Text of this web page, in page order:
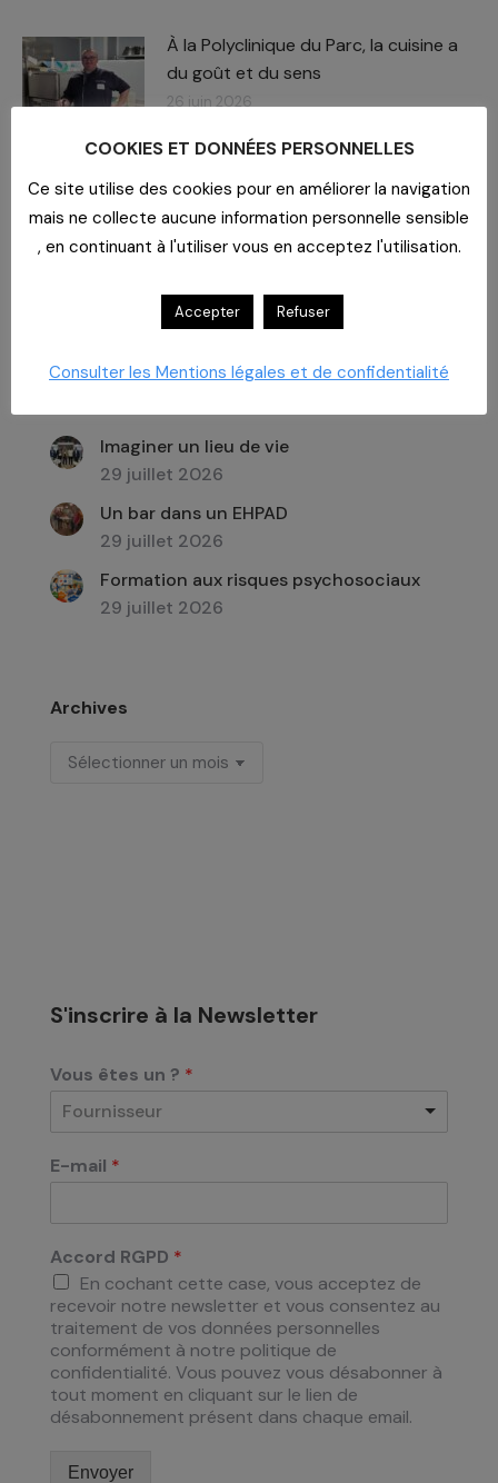
À la Polyclinique du Parc, la cuisine a
du goût et du sens
26 juin 2026
Imaginer un lieu de vie
29 juillet 2026
Un bar dans un EHPAD
29 juillet 2026
Formation aux risques psychosociaux
29 juillet 2026
Archives
Archives
S'inscrire à la Newsletter
Vous êtes un ? *
Fournisseur
E-mail *
Accord RGPD *
En cochant cette case, vous acceptez de
recevoir notre newsletter et vous consentez au
traitement de vos données personnelles
conformément à notre politique de
confidentialité. Vous pouvez vous désabonner à
tout moment en cliquant sur le lien de
désabonnement présent dans chaque email.
Envoyer
COOKIES ET DONNÉES PERSONNELLES
Ce site utilise des cookies pour en améliorer la navigation
mais ne collecte aucune information personnelle sensible
, en continuant à l'utiliser vous en acceptez l'utilisation.
Accepter Refuser
Consulter les Mentions légales et de confidentialité